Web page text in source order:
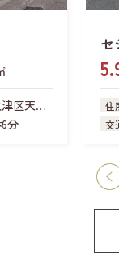
区天神
分
セ
住
目
交